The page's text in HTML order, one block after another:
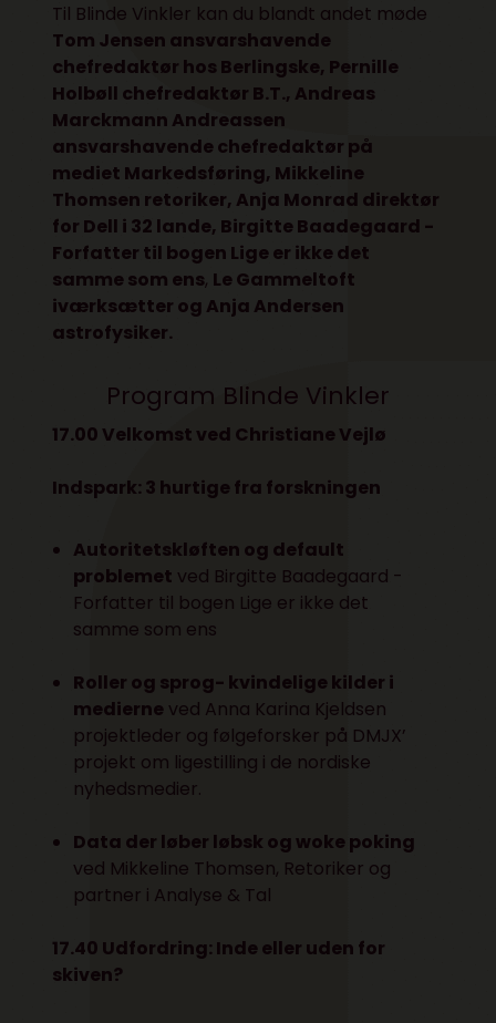
Til Blinde Vinkler kan du blandt andet møde
Tom Jensen ansvarshavende
chefredaktør hos Berlingske, Pernille
Holbøll chefredaktør B.T., Andreas
Marckmann Andreassen
ansvarshavende chefredaktør på
mediet Markedsføring, Mikkeline
Thomsen retoriker, Anja Monrad direktør
for Dell i 32 lande, Birgitte Baadegaard -
Forfatter til bogen Lige er ikke det
samme som ens, Le Gammeltoft
iværksætter og Anja Andersen
astrofysiker.
Program Blinde Vinkler
17.00 Velkomst ved Christiane Vejlø
Indspark: 3 hurtige fra forskningen
Autoritetskløften og default
problemet ved Birgitte Baadegaard -
Forfatter til bogen Lige er ikke det
samme som ens
Roller og sprog- kvindelige kilder i
medierne ved Anna Karina Kjeldsen
projektleder og følgeforsker på DMJX’
projekt om ligestilling i de nordiske
nyhedsmedier.
Data der løber løbsk og woke poking
ved Mikkeline Thomsen, Retoriker og
partner i Analyse & Tal
17.40 Udfordring: Inde eller uden for
skiven?